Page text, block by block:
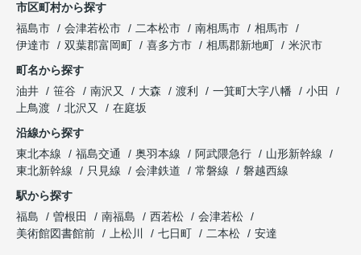
市区町村から探す
福島市
会津若松市 二本松市 南相馬市
相馬市
伊達市
双葉郡富岡町 喜多方市 相馬郡新地町
米沢市
町名から探す
油井
笹谷 南沢又 大森 渡利 一箕町大字八幡
小田
上鳥渡
北沢又
在庭坂
沿線から探す
東北本線
福島交通 奥羽本線 阿武隈急行
山形新幹線
東北新幹線
只見線 会津鉄道 常磐線
磐越西線
駅から探す
福島
曽根田 南福島 西若松
会津若松
美術館図書館前
上松川 七日町 二本松 安達